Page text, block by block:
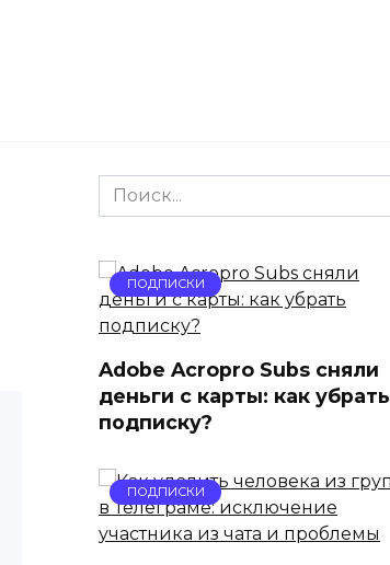
Search
for:
ПОДПИСКИ
Adobe Acropro Subs сняли
деньги с карты: как убрать
подписку?
ПОДПИСКИ